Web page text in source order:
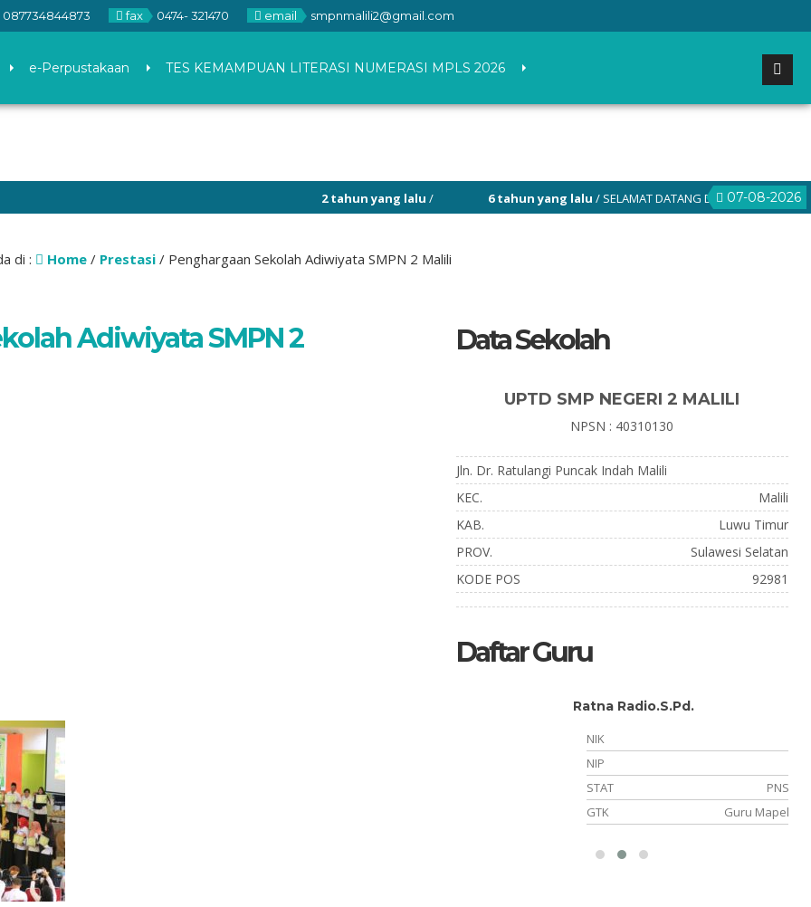
087734844873 fax 0474- 321470 email smpnmalili2@gmail.com
e-Perpustakaan TES KEMAMPUAN LITERASI NUMERASI MPLS 2026
07-08-2026
2 tahun yang lalu/ 6 tahun yang lalu/ SELAMAT DATANG DI WEBSITE RESMI SMP
di : Home / Prestasi / Penghargaan Sekolah Adiwiyata SMPN 2 Malili
Adiwiyata SMPN 2
Data Sekolah
UPTD SMP NEGERI 2 MALILI
NPSN : 40310130
Jln. Dr. Ratulangi Puncak Indah Malili
KEC.
Malili
KAB.
Luwu Timur
PROV.
Sulawesi Selatan
KODE POS
92981
Daftar Guru
Guru Mapel
Ratna Radio.S.Pd.
NIK
NIP
STAT
PNS
GTK
Guru Mapel